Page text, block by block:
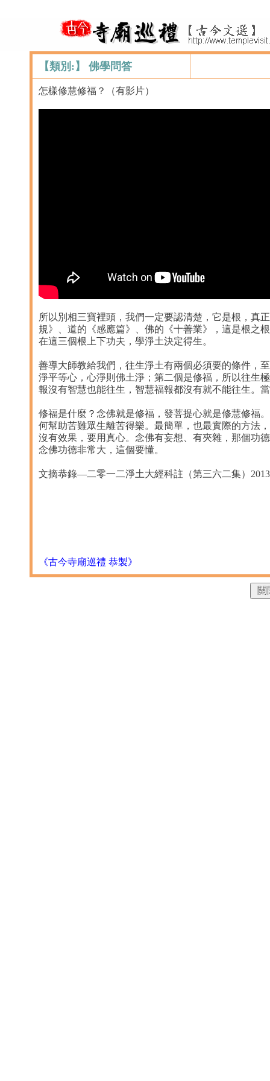
【類別:】 佛學問答
怎樣修慧修福？（有影片）
所以別相三寶裡頭，我們一定要認清楚，它是根，真
規》、道的《感應篇》、佛的《十善業》，這是根之
在這三個根上下功夫，學淨土決定得生。
善導大師教給我們，往生淨土有兩個必須要的條件，
淨平等心，心淨則佛土淨；第二個是修福，所以往生
報沒有智慧也能往生，智慧福報都沒有就不能往生。
修福是什麼？念佛就是修福，發菩提心就是修慧修福
何幫助苦難眾生離苦得樂。最簡單，也最實際的方法
沒有效果，要用真心。念佛有妄想、有夾雜，那個功
念佛功德非常大，這個要懂。
文摘恭錄—二零一二淨土大經科註（第三六二集）
《古今寺廟巡禮 恭製》